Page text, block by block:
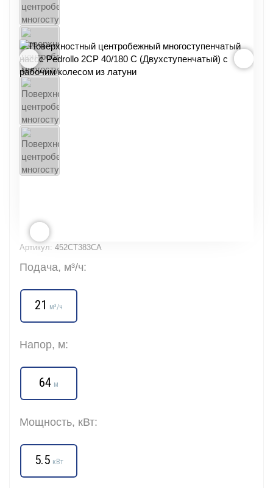
Артикул: 452CT383CA
Подача, м³/ч:
21 м³/ч
Напор, м:
64 м
Мощность, кВт:
5.5 кВт